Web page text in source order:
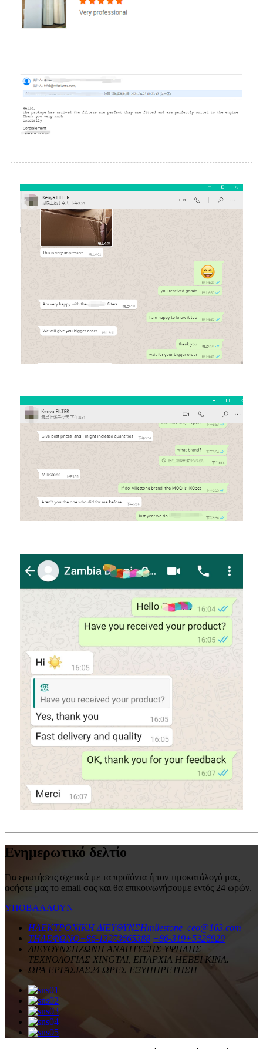
Ενημερωτικό δελτίο
Για ερωτήσεις σχετικά με τα προϊόντα ή τον τιμοκατάλογό μας,
αφήστε μας το email σας και θα επικοινωνήσουμε εντός 24 ωρών.
ΥΠΟΒΑΛΛΟΥΝ
ΗΛΕΚΤΡΟΝΙΚΗ ΔΙΕΥΘΥΝΣΗmilestone_ceo@163.com
ΤΗΛΕΦΩΝΟ+86-13273665388 +86-319+5326929
ΔΙΕΥΘΥΝΣΗΖΩΝΗ ΑΝΑΠΤΥΞΗΣ ΥΨΗΛΗΣ
ΤΕΧΝΟΛΟΓΙΑΣ XINGTAI, ΕΠΑΡΧΙΑ HEBEI ΚΙΝΑ.
ΩΡΑ ΕΡΓΑΣΙΑΣ24 ΩΡΕΣ ΕΞΥΠΗΡΕΤΗΣΗ